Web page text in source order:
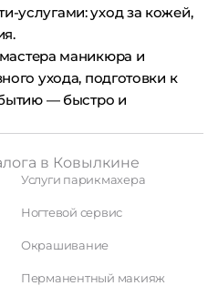
услугами: уход за кожей,
маникюра и
ухода, подготовки к
— быстро и
в Ковылкине
Услуги парикмахера
Ногтевой сервис
Окрашивание
Перманентный макияж